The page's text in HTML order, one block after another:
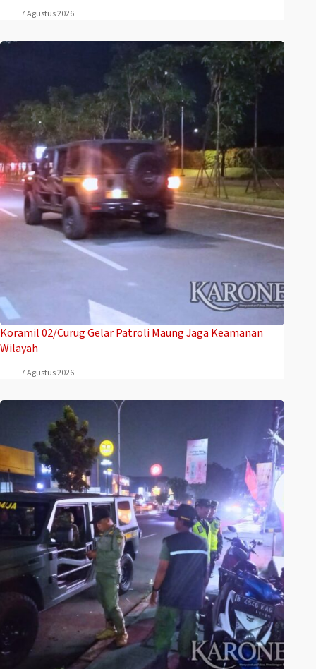
7 Agustus 2026
Koramil 02/Curug Gelar Patroli Maung Jaga Keamanan
Wilayah
7 Agustus 2026